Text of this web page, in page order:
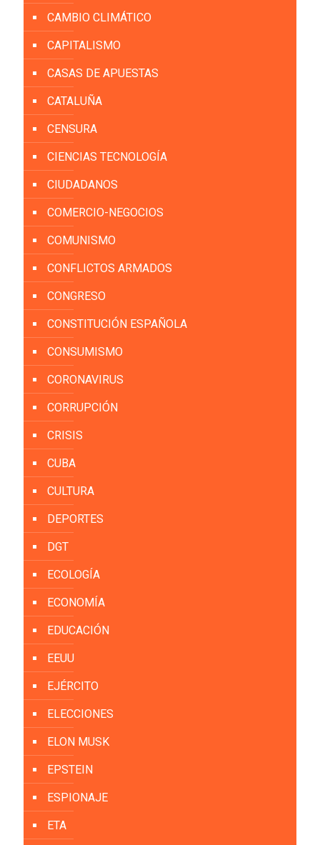
CAMBIO CLIMÁTICO
CAPITALISMO
CASAS DE APUESTAS
CATALUÑA
CENSURA
CIENCIAS TECNOLOGÍA
CIUDADANOS
COMERCIO-NEGOCIOS
COMUNISMO
CONFLICTOS ARMADOS
CONGRESO
CONSTITUCIÓN ESPAÑOLA
CONSUMISMO
CORONAVIRUS
CORRUPCIÓN
CRISIS
CUBA
CULTURA
DEPORTES
DGT
ECOLOGÍA
ECONOMÍA
EDUCACIÓN
EEUU
EJÉRCITO
ELECCIONES
ELON MUSK
EPSTEIN
ESPIONAJE
ETA